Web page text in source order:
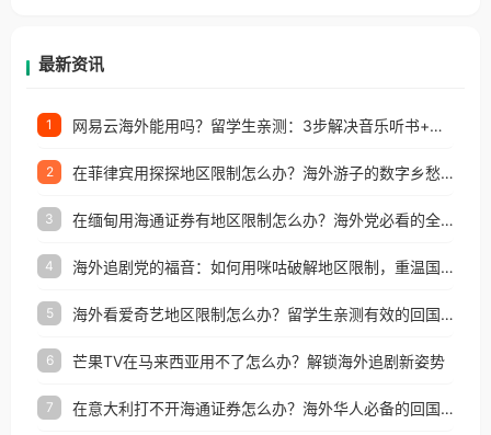
最新资讯
1 网易云海外能用吗？留学生亲测：3步解决音乐听书+银行视频地区限制
2 在菲律宾用探探地区限制怎么办？海外游子的数字乡愁与破局之道
3 在缅甸用海通证券有地区限制怎么办？海外党必看的全场景回国加速指南
4 海外追剧党的福音：如何用咪咕破解地区限制，重温国内精彩
5 海外看爱奇艺地区限制怎么办？留学生亲测有效的回国加速器选择指南
6 芒果TV在马来西亚用不了怎么办？解锁海外追剧新姿势
7 在意大利打不开海通证券怎么办？海外华人必备的回国加速指南（附2026世界杯观赛秘籍）